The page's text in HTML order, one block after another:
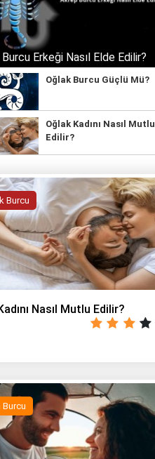
Erkeği Nasıl Elde Edilir?
Oğlak Burcu Güçlü Mü?
Oğlak Kadını Nasıl Mutlu
Edilir?
Burcu
Nasıl Mutlu Edilir?
Burcu